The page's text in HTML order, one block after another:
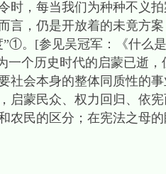
时，每当我们为种种不义
言，仍是开放着的未竟方
。[参见吴冠军：《什么
一个历史时代的启蒙已逝
社会本身的整体同质性的
启蒙民众、权力回归、依
农民的区分；在宪法之母